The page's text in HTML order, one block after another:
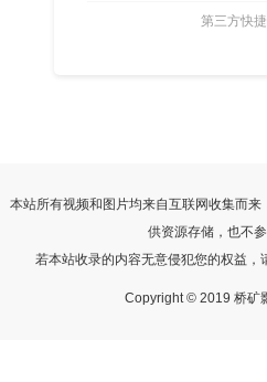
第三方快
本站所有视频和图片均来自互联网收集而
供资源存储，也不
若本站收录的内容无意侵犯您的权益，
Copyright © 2019 桥矿